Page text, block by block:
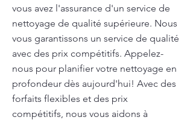
vous avez l'assurance d'un service de
nettoyage de qualité supérieure. Nous
vous garantissons un service de qualité
avec des prix compétitifs. Appelez-
nous pour planifier votre nettoyage en
profondeur dès aujourd'hui! Avec des
forfaits flexibles et des prix
compétitifs, nous vous aidons à